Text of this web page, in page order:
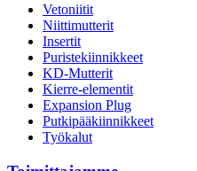
Vetoniitit
Niittimutterit
Insertit
Puristekiinnikkeet
KD-Mutterit
Kierre-elementit
Expansion Plug
Putkipääkiinnikkeet
Työkalut